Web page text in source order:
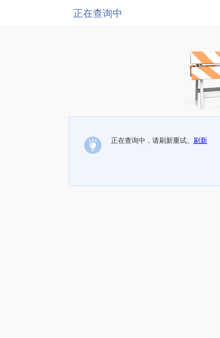
正在查询中
正在查询中，请刷新重试。 刷新